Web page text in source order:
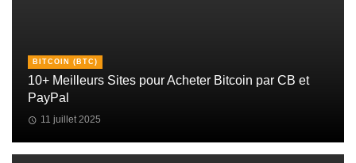
BITCOIN (BTC)
10+ Meilleurs Sites pour Acheter Bitcoin par CB et
PayPal
11 juillet 2025